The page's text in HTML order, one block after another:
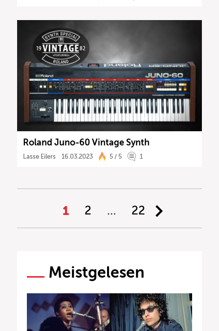
Roland Juno-60 Vintage Synth
Lasse Eilers 16.03.2023 5 / 5 1
1 2 … 22
Meistgelesen